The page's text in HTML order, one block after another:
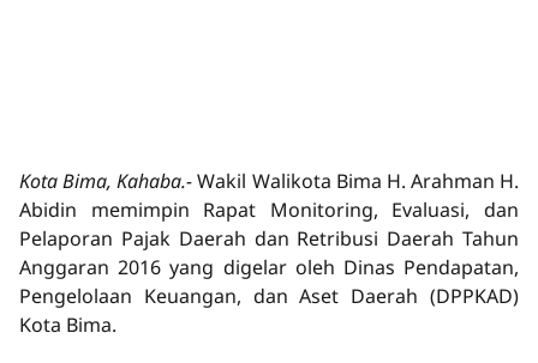
Kota Bima, Kahaba.-Wakil Walikota Bima H. Arahman H.
Abidin memimpin Rapat Monitoring, Evaluasi, dan
Pelaporan Pajak Daerah dan Retribusi Daerah Tahun
Anggaran 2016 yang digelar oleh Dinas Pendapatan,
Pengelolaan Keuangan, dan Aset Daerah (DPPKAD)
Kota Bima.